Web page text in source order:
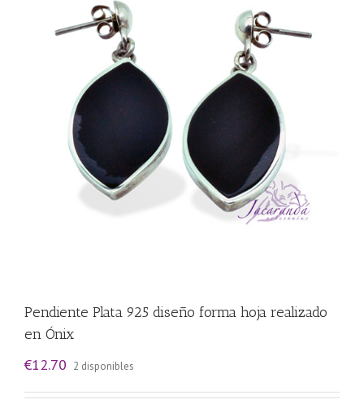
Pendiente Plata 925 diseño forma hoja realizado
en Ónix
€12.70 2 disponibles